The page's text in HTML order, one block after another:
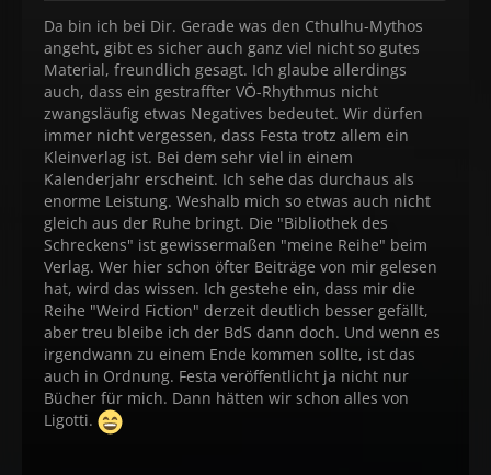
Da bin ich bei Dir. Gerade was den Cthulhu-Mythos
angeht, gibt es sicher auch ganz viel nicht so gutes
Material, freundlich gesagt. Ich glaube allerdings
auch, dass ein gestraffter VÖ-Rhythmus nicht
zwangsläufig etwas Negatives bedeutet. Wir dürfen
immer nicht vergessen, dass Festa trotz allem ein
Kleinverlag ist. Bei dem sehr viel in einem
Kalenderjahr erscheint. Ich sehe das durchaus als
enorme Leistung. Weshalb mich so etwas auch nicht
gleich aus der Ruhe bringt. Die "Bibliothek des
Schreckens" ist gewissermaßen "meine Reihe" beim
Verlag. Wer hier schon öfter Beiträge von mir gelesen
hat, wird das wissen. Ich gestehe ein, dass mir die
Reihe "Weird Fiction" derzeit deutlich besser gefällt,
aber treu bleibe ich der BdS dann doch. Und wenn es
irgendwann zu einem Ende kommen sollte, ist das
auch in Ordnung. Festa veröffentlicht ja nicht nur
Bücher für mich. Dann hätten wir schon alles von
Ligotti.